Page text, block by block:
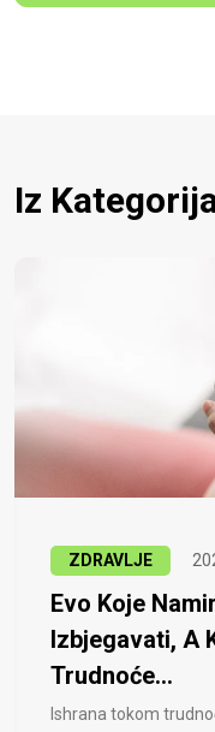
Iz
ZDRAVLJE
Evo Koje
Izbjegavati, A
Trudnoće...
Ishrana tokom